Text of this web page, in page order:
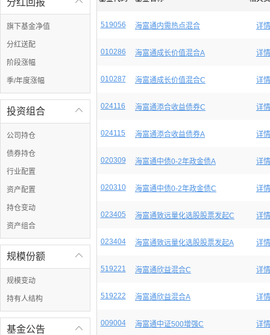

分红回报
旗下基金净值
分红送配
阶段涨幅
季/年度涨幅

投资组合
公司持仓
债券持仓
行业配置
资产配置
持仓变动
资产组合

规模份额
规模变动
持有人结构

基金公告
519056 海富通内需热点混合 详情
010286 海富通成长价值混合A 详情
010287 海富通成长价值混合C 详情
024116 海富通添合收益债券C 详情
024115 海富通添合收益债券A 详情
020309 海富通中债0-2年政金债A 详情
020310 海富通中债0-2年政金债C 详情
023405 海富通致远量化选股股票发起C 详情
023404 海富通致远量化选股股票发起A 详情
519221 海富通欣益混合C 详情
519222 海富通欣益混合A 详情
009004 海富通中证500增强C 详情